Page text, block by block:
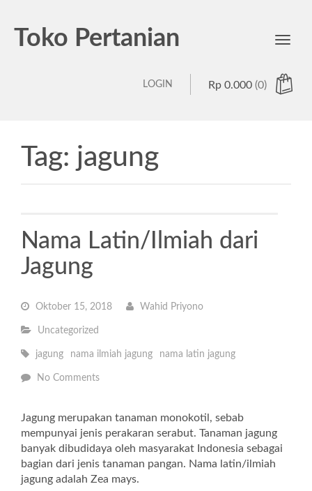
Toko Pertanian
Toggle
Rp 0.000 (0)
LOGIN
Tag: jagung
Nama Latin/Ilmiah dari
Jagung
Oktober 15, 2018 Wahid Priyono
Uncategorized
jagung nama ilmiah jagung nama latin jagung
No Comments
Jagung merupakan tanaman monokotil, sebab
mempunyai jenis perakaran serabut. Tanaman jagung
banyak dibudidaya oleh masyarakat Indonesia sebagai
bagian dari jenis tanaman pangan. Nama latin/ilmiah
jagung adalah Zea mays.